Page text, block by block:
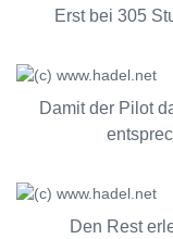
Erst bei 305
Damit der Pilot
Den Rest